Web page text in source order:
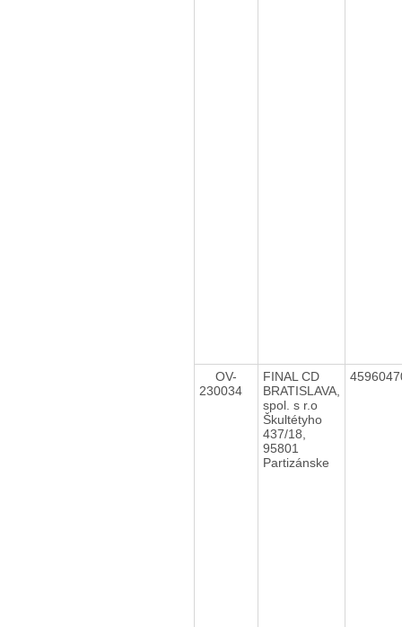
OV-
230034
FINAL CD
BRATISLAVA,
spol. s r.o
Škultétyho
437/18,
95801
Partizánske